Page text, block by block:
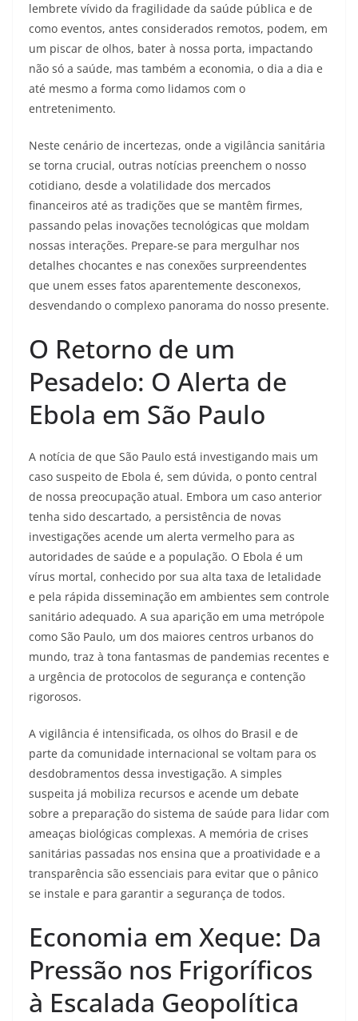
lembrete vívido da fragilidade da saúde pública e de
como eventos, antes considerados remotos, podem, em
um piscar de olhos, bater à nossa porta, impactando
não só a saúde, mas também a economia, o dia a dia e
até mesmo a forma como lidamos com o
entretenimento.
Neste cenário de incertezas, onde a vigilância sanitária
se torna crucial, outras notícias preenchem o nosso
cotidiano, desde a volatilidade dos mercados
financeiros até as tradições que se mantêm firmes,
passando pelas inovações tecnológicas que moldam
nossas interações. Prepare-se para mergulhar nos
detalhes chocantes e nas conexões surpreendentes
que unem esses fatos aparentemente desconexos,
desvendando o complexo panorama do nosso presente.
O Retorno de um
Pesadelo: O Alerta de
Ebola em São Paulo
A notícia de que São Paulo está investigando mais um
caso suspeito de Ebola é, sem dúvida, o ponto central
de nossa preocupação atual. Embora um caso anterior
tenha sido descartado, a persistência de novas
investigações acende um alerta vermelho para as
autoridades de saúde e a população. O Ebola é um
vírus mortal, conhecido por sua alta taxa de letalidade
e pela rápida disseminação em ambientes sem controle
sanitário adequado. A sua aparição em uma metrópole
como São Paulo, um dos maiores centros urbanos do
mundo, traz à tona fantasmas de pandemias recentes e
a urgência de protocolos de segurança e contenção
rigorosos.
A vigilância é intensificada, os olhos do Brasil e de
parte da comunidade internacional se voltam para os
desdobramentos dessa investigação. A simples
suspeita já mobiliza recursos e acende um debate
sobre a preparação do sistema de saúde para lidar com
ameaças biológicas complexas. A memória de crises
sanitárias passadas nos ensina que a proatividade e a
transparência são essenciais para evitar que o pânico
se instale e para garantir a segurança de todos.
Economia em Xeque: Da
Pressão nos Frigoríficos
à Escalada Geopolítica